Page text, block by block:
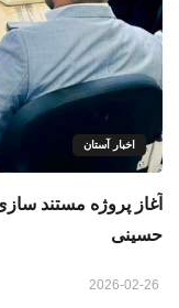
اخبار آستان
آغاز پروژه مستند
حسینی